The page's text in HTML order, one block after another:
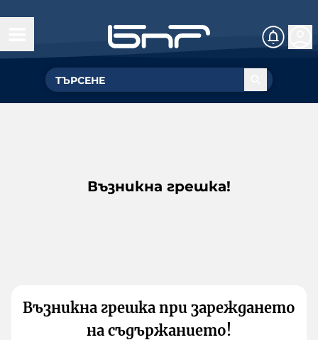
Възникна грешка!
Възникна грешка при зареждането
на съдържанието!